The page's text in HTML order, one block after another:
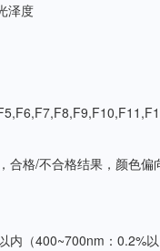
泽度
合格/不合格结果，颜色偏
内（400~700nm：0.2%